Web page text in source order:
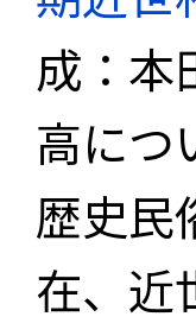
成：本
高につ
歴史民
在、近